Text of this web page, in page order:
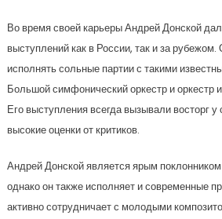
Во время своей карьеры Андрей Донской
выступлений как в России, так и за
исполнять сольные партии с такими
Большой симфонический оркестр и оркестр
Его выступления всегда вызывали восторг
высокие оценки от критиков.
Андрей Донской является ярым
однако он также исполняет и современные
активно сотрудничает с молодыми